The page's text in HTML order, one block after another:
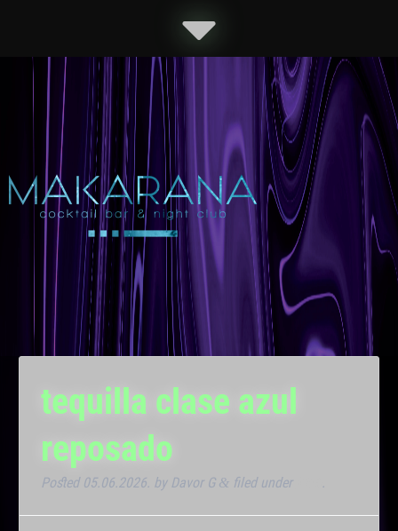
tequilla clase azul
reposado
Posted 05.06.2026. by Davor G & filed under .